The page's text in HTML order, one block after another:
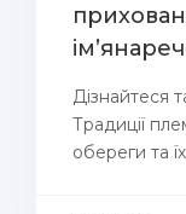
Дізнайтеся
Традиції
обереги та